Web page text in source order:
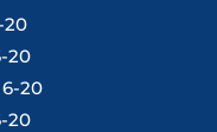
20
20
20
20